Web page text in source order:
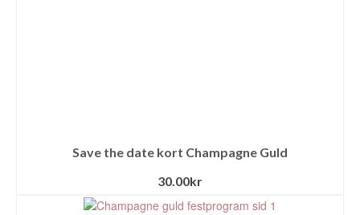
Save the date kort Champagne Guld
30.00kr